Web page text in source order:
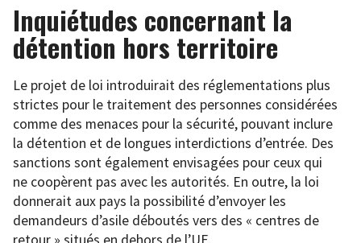
Inquiétudes concernant la
détention hors territoire
Le projet de loi introduirait des réglementations plus
strictes pour le traitement des personnes considérées
comme des menaces pour la sécurité, pouvant inclure
la détention et de longues interdictions d’entrée. Des
sanctions sont également envisagées pour ceux qui
ne coopèrent pas avec les autorités. En outre, la loi
donnerait aux pays la possibilité d’envoyer les
demandeurs d’asile déboutés vers des « centres de